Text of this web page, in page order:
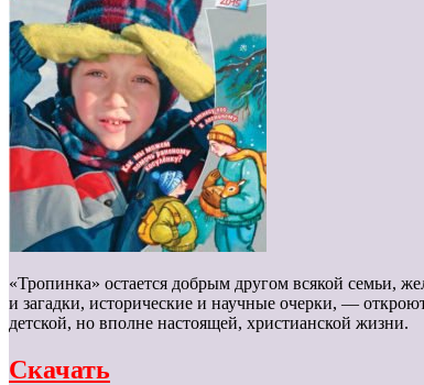
«Тропинка» остается добрым другом всякой семьи,
и загадки, исторические и научные очерки, —
детской, но вполне настоящей, христианской жизни.
Скачать